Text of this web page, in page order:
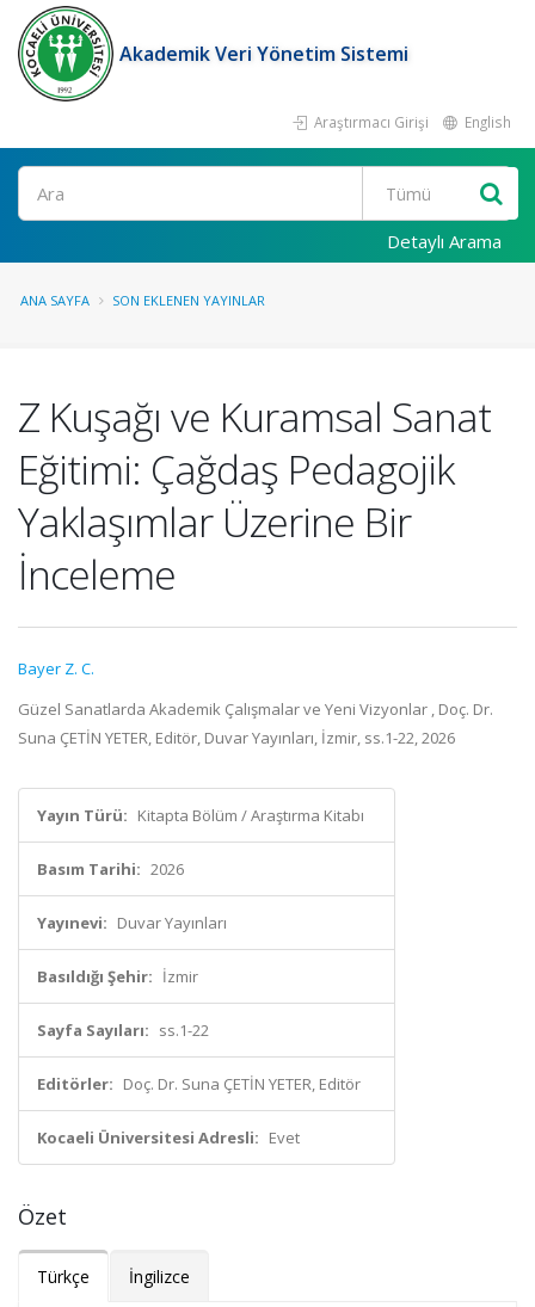
Akademik Veri Yönetim Sistemi
Araştırmacı Girişi English
Ara
Detaylı Arama
ANA SAYFA SON EKLENEN YAYINLAR
Z Kuşağı ve Kuramsal Sanat
Eğitimi: Çağdaş Pedagojik
Yaklaşımlar Üzerine Bir
İnceleme
Bayer Z. C.
Güzel Sanatlarda Akademik Çalışmalar ve Yeni Vizyonlar , Doç. Dr.
Suna ÇETİN YETER, Editör, Duvar Yayınları, İzmir, ss.1-22, 2026
Yayın Türü: Kitapta Bölüm / Araştırma Kitabı
Basım Tarihi: 2026
Yayınevi: Duvar Yayınları
Basıldığı Şehir: İzmir
Sayfa Sayıları: ss.1-22
Editörler: Doç. Dr. Suna ÇETİN YETER, Editör
Kocaeli Üniversitesi Adresli: Evet
Özet
Türkçe İngilizce